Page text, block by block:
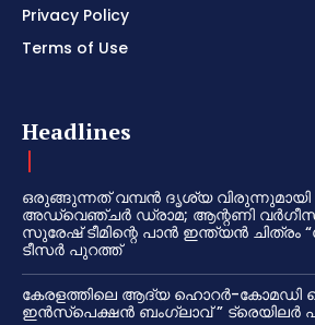
Privacy Policy
Terms of Use
Headlines
ഒരുങ്ങുന്നത് വമ്പൻ ദൃശ്യ
അഡ്വെഞ്ചർ ഡ്രാമ; ആന്റണി വർഗീസ്
സുരേഷ് ടീമിന്റെ പാൻ ഇന്ത്യൻ ചിത്രം
ടീസർ പുറത്ത്
കേരളത്തിലെ ആദ്യ ഹൊറർ-കോമഡി
ഇൻസ്പെക്ഷൻ ബംഗ്ലാവ് ” ട്രെയിലർ